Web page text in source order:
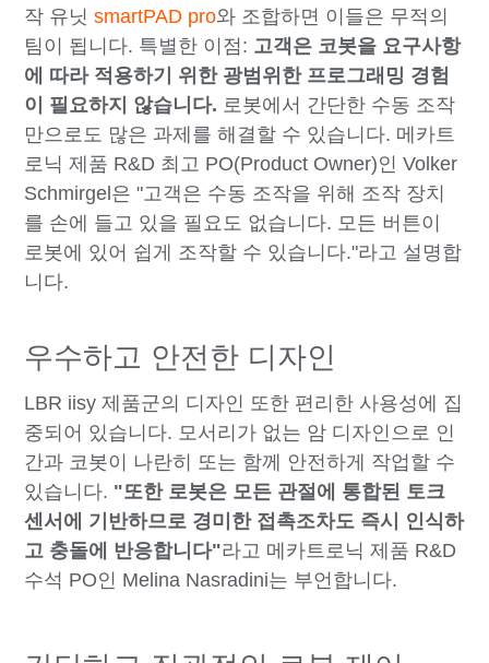
작 유닛smartPAD pro와 조합하면 이들은 무적의
팀이 됩니다. 특별한 이점: 고객은 코봇을 요구사항
에 따라 적용하기 위한 광범위한 프로그래밍 경험
이 필요하지 않습니다. 로봇에서 간단한 수동 조작
만으로도 많은 과제를 해결할 수 있습니다. 메카트
로닉 제품 R&D 최고 PO(Product Owner)인 Volker
Schmirgel은 "고객은 수동 조작을 위해 조작 장치
를 손에 들고 있을 필요도 없습니다. 모든 버튼이
로봇에 있어 쉽게 조작할 수 있습니다."라고 설명합
니다.
우수하고 안전한 디자인
LBR iisy 제품군의 디자인 또한 편리한 사용성에 집
중되어 있습니다. 모서리가 없는 암 디자인으로 인
간과 코봇이 나란히 또는 함께 안전하게 작업할 수
있습니다. "또한 로봇은 모든 관절에 통합된 토크
센서에 기반하므로 경미한 접촉조차도 즉시 인식하
고 충돌에 반응합니다"라고 메카트로닉 제품 R&D
수석 PO인 Melina Nasradini는 부언합니다.